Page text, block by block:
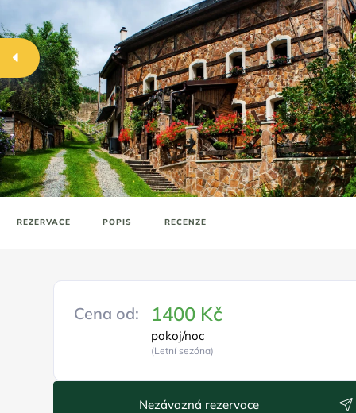
REZERVACE POPIS RECENZE
Cena od: 1400 Kč
pokoj/noc
(Letní sezóna)
Nezávazná rezervace